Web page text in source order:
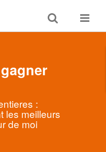
Toggle
search
Toggle
:
les meilleurs
de moi